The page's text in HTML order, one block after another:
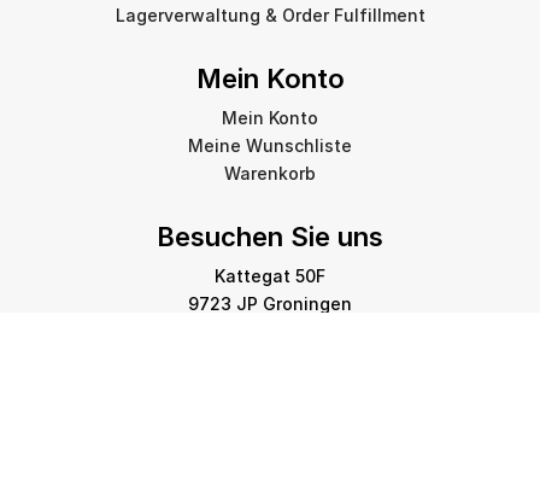
Lagerverwaltung & Order Fulfillment
Mein Konto
Mein Konto
Meine Wunschliste
Warenkorb
Besuchen Sie uns
Kattegat 50F
9723 JP Groningen